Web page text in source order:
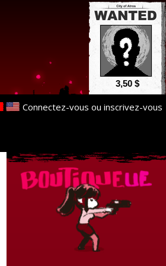
3,50 $
Connectez-vous ou inscrivez-vous